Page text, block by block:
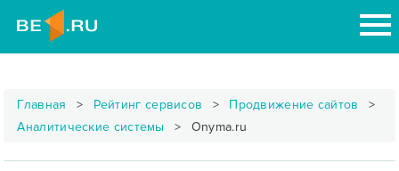
Главная Рейтинг сервисов
Продвижение сайтов
Аналитические системы
Onyma.ru